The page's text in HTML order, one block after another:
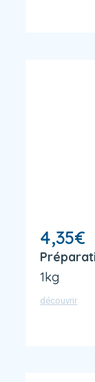
4,35€
1kg
découvrir